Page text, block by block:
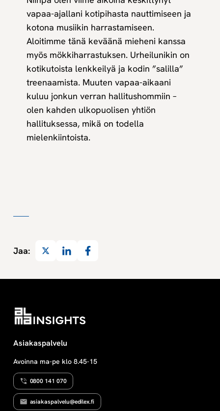
vapaa-ajallani kotipihasta nauttimiseen ja
kotona musiikin harrastamiseen.
Aloitimme tänä keväänä mieheni kanssa
myös mökkiharrastuksen. Urheilunikin on
kotikutoista lenkkeilyä ja kodin ”salilla”
treenaamista. Muuten vapaa-aikaani
kuluu jonkun verran hallitushommiin –
olen kahden ulkopuolisen yhtiön
hallituksessa, mikä on todella
mielenkiintoista.
Jaa: Twitter LinkedIn
Asiakaspalvelu
Avoinna ma-pe klo 8.45-15
0800 141 070
asiakaspalvelu@edilex.fi